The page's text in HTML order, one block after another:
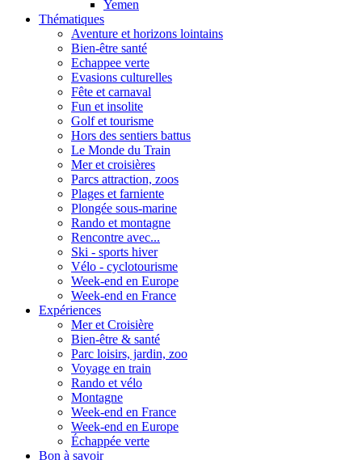
Yemen
Thématiques
Aventure et horizons lointains
Bien-être santé
Echappee verte
Evasions culturelles
Fête et carnaval
Fun et insolite
Golf et tourisme
Hors des sentiers battus
Le Monde du Train
Mer et croisières
Parcs attraction, zoos
Plages et farniente
Plongée sous-marine
Rando et montagne
Rencontre avec...
Ski - sports hiver
Vélo - cyclotourisme
Week-end en Europe
Week-end en France
Expériences
Mer et Croisière
Bien-être & santé
Parc loisirs, jardin, zoo
Voyage en train
Rando et vélo
Montagne
Week-end en France
Week-end en Europe
Échappée verte
Bon à savoir